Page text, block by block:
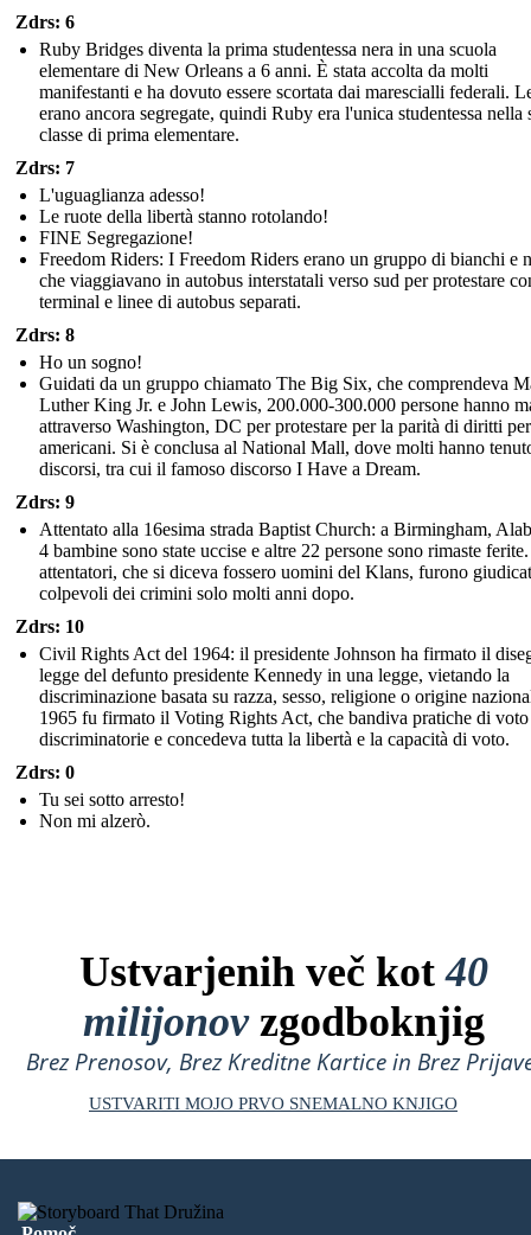
Zdrs: 6
Ruby Bridges diventa la prima studentessa nera in una scuola
elementare di New Orleans a 6 anni. È stata accolta da molti
manifestanti e ha dovuto essere scortata dai marescialli federali.
erano ancora segregate, quindi Ruby era l'unica studentessa nella
classe di prima elementare.
Zdrs: 7
L'uguaglianza adesso!
Le ruote della libertà stanno rotolando!
FINE Segregazione!
Freedom Riders: I Freedom Riders erano un gruppo di bianchi e
che viaggiavano in autobus interstatali verso sud per protestare
terminal e linee di autobus separati.
Zdrs: 8
Ho un sogno!
Guidati da un gruppo chiamato The Big Six, che comprendeva
Luther King Jr. e John Lewis, 200.000-300.000 persone hanno
attraverso Washington, DC per protestare per la parità di diritti
americani. Si è conclusa al National Mall, dove molti hanno
discorsi, tra cui il famoso discorso I Have a Dream.
Zdrs: 9
Attentato alla 16esima strada Baptist Church: a Birmingham,
4 bambine sono state uccise e altre 22 persone sono rimaste
attentatori, che si diceva fossero uomini del Klans, furono
colpevoli dei crimini solo molti anni dopo.
Zdrs: 10
Civil Rights Act del 1964: il presidente Johnson ha firmato il
legge del defunto presidente Kennedy in una legge, vietando la
discriminazione basata su razza, sesso, religione o origine
1965 fu firmato il Voting Rights Act, che bandiva pratiche di voto
discriminatorie e concedeva tutta la libertà e la capacità di voto.
Zdrs: 0
Tu sei sotto arresto!
Non mi alzerò.
Ustvarjenih več kot40
milijonovzgodboknjig
Brez Prenosov, Brez Kreditne Kartice in Brez
USTVARITI MOJO PRVO SNEMALNO KNJIGO